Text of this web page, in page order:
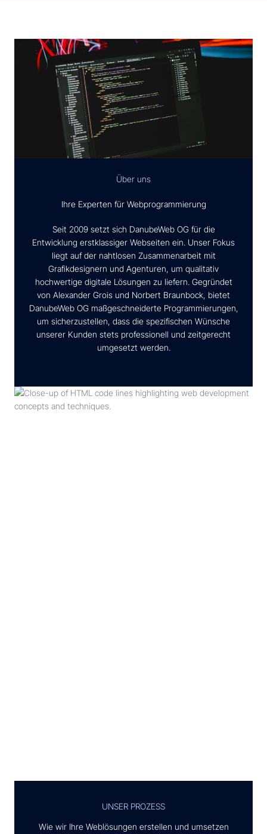
Über uns
Ihre Experten für Webprogrammierung
Seit 2009 setzt sich DanubeWeb OG für die
Entwicklung erstklassiger Webseiten ein. Unser Fokus
liegt auf der nahtlosen Zusammenarbeit mit
Grafikdesignern und Agenturen, um qualitativ
hochwertige digitale Lösungen zu liefern. Gegründet
von Alexander Grois und Norbert Braunbock, bietet
DanubeWeb OG maßgeschneiderte Programmierungen,
um sicherzustellen, dass die spezifischen Wünsche
unserer Kunden stets professionell und zeitgerecht
umgesetzt werden.
UNSER PROZESS
Wie wir Ihre Weblösungen erstellen und umsetzen